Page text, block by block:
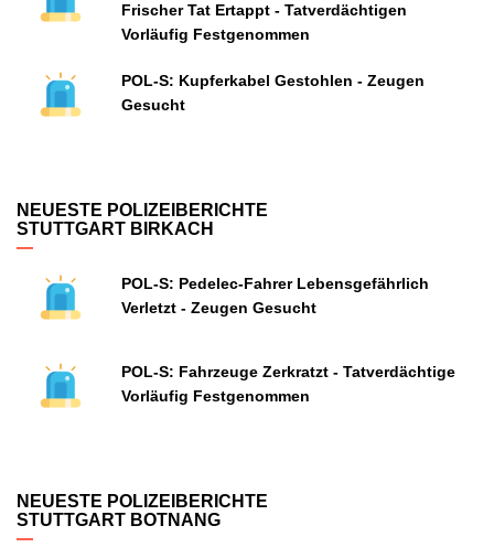
Frischer Tat Ertappt - Tatverdächtigen
Vorläufig Festgenommen
POL-S: Kupferkabel Gestohlen - Zeugen
Gesucht
NEUESTE POLIZEIBERICHTE
STUTTGART BIRKACH
POL-S: Pedelec-Fahrer Lebensgefährlich
Verletzt - Zeugen Gesucht
POL-S: Fahrzeuge Zerkratzt - Tatverdächtige
Vorläufig Festgenommen
NEUESTE POLIZEIBERICHTE
STUTTGART BOTNANG